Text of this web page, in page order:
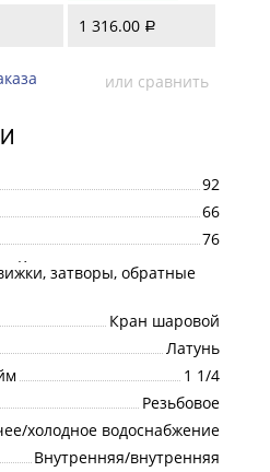
1 316.00 a
или сравнить
92
66
76
Краны шаровые латунные
затворы, обратные
Кран шаровой
Латунь
1 1/4
Резьбовое
холодное водоснабжение
Внутренняя/внутренняя